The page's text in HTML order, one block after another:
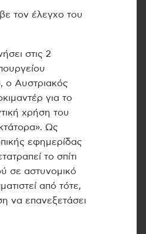
τον έλεγχο του
στις 2
ο Αυστριακός
για το
χρήση του
Ως
εφημερίδας
το σπίτι
σε αστυνομικό
από τότε,
να επανεξετάσει